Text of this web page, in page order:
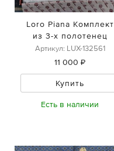
Loro Piana Комплект
из 3-х полотенец
Артикул: LUX-132561
11 000 ₽
Купить
Есть в наличии